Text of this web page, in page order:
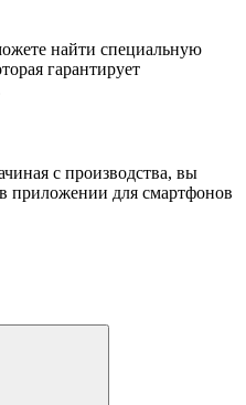
найти специальную
гарантирует
с производства, вы
приложении для смартфонов